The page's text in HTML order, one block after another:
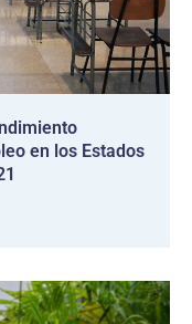
en los Estados